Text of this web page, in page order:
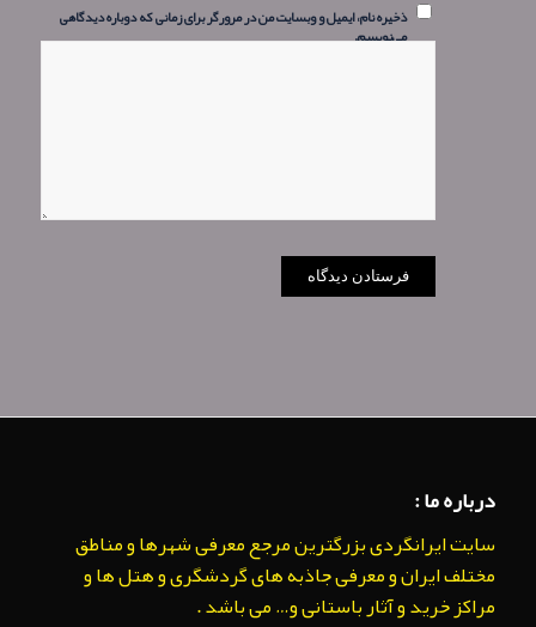
ذخیره نام، ایمیل و وبسایت من در مرورگر برای زمانی که دوباره دیدگاهی
می‌نویسم.
درباره ما :
سایت ایرانگردی بزرگترین مرجع معرفی شهرها و مناطق
مختلف ایران و معرفی جاذبه های گردشگری و هتل ها و
مراکز خرید و آثار باستانی و… می باشد .